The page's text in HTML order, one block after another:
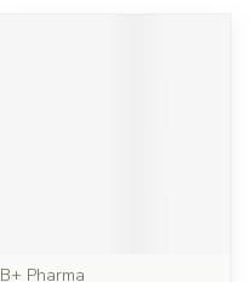
B+ Pharma